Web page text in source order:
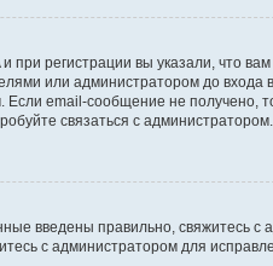
регистрации вы указали, что
или администратором до входа
email-сообщение не получено,
связаться с администратором.
введены правильно, свяжитесь с
с администратором для